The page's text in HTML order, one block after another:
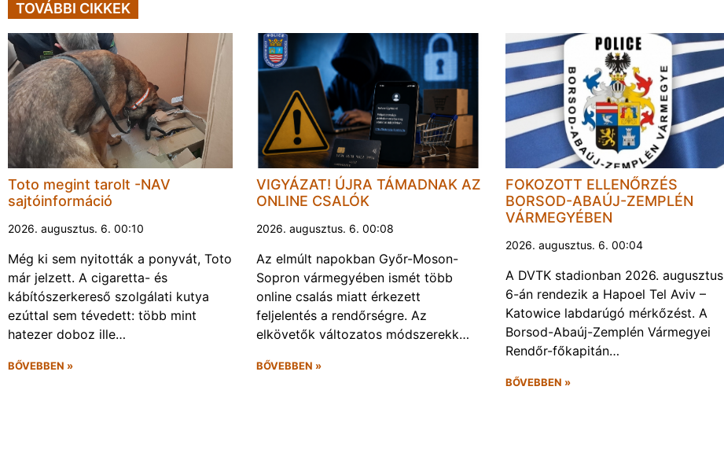
TOVÁBBI CIKKEK
Toto megint tarolt -NAV
sajtóinformáció
2026. augusztus. 6. 00:10
Még ki sem nyitották a ponyvát, Toto
már jelzett. A cigaretta- és
kábítószerkereső szolgálati kutya
ezúttal sem tévedett: több mint
hatezer doboz ille…
BŐVEBBEN »
VIGYÁZAT! ÚJRA TÁMADNAK AZ
ONLINE CSALÓK
2026. augusztus. 6. 00:08
Az elmúlt napokban Győr-Moson-
Sopron vármegyében ismét több
online csalás miatt érkezett
feljelentés a rendőrségre. Az
elkövetők változatos módszerekk…
BŐVEBBEN »
FOKOZOTT ELLENŐRZÉS
BORSOD-ABAÚJ-ZEMPLÉN
VÁRMEGYÉBEN
2026. augusztus. 6. 00:04
A DVTK stadionban 2026. augusztus
6-án rendezik a Hapoel Tel Aviv –
Katowice labdarúgó mérkőzést. A
Borsod-Abaúj-Zemplén Vármegyei
Rendőr-főkapitán…
BŐVEBBEN »